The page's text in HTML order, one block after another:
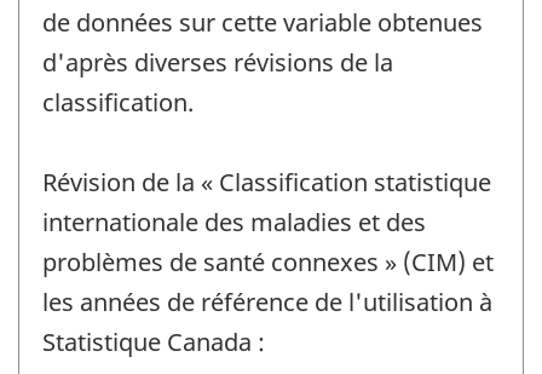
de données sur cette variable obtenues
d'après diverses révisions de la
classification.
Révision de la « Classification statistique
internationale des maladies et des
problèmes de santé connexes » (CIM) et
les années de référence de l'utilisation à
Statistique Canada :